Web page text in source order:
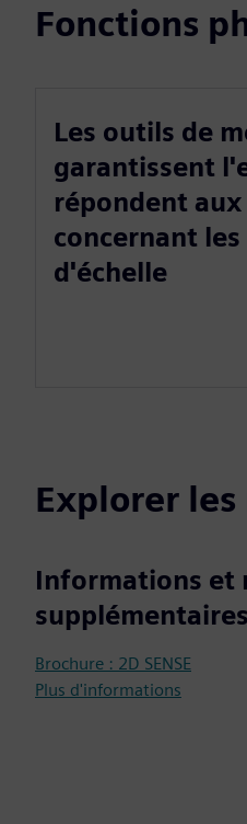
Fonctions
Les outils de
garantissent
répondent
concernant
d'échelle
Explorer
Informations et
supplémentaires
Brochure : 2D SENSE
Plus d'informations